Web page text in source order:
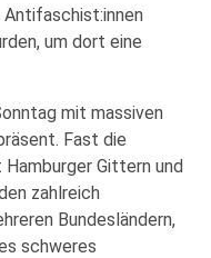
um dort eine
mit massiven
Fast die
Gittern und
zahlreich
Bundesländern,
schweres